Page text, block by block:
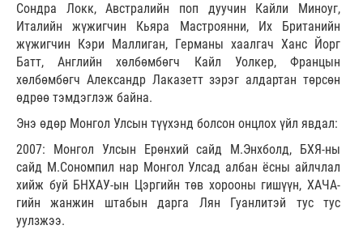
Сондра Локк, Австралийн поп дуучин Кайли Миноуг,
Италийн жүжигчин Кьяра Мастроянни, Их Британийн
жүжигчин Кэри Маллиган, Германы хаалгач Ханс Йорг
Батт, Английн хөлбөмбөгч Кайл Уолкер, Францын
хөлбөмбөгч Александр Лаказетт зэрэг алдартан төрсөн
өдрөө тэмдэглэж байна.
Энэ өдөр Монгол Улсын түүхэнд болсон онцлох үйл явдал:
2007: Монгол Улсын Ерөнхий сайд М.Энхболд, БХЯ-ны
сайд М.Сономпил нар Монгол Улсад албан ёсны айлчлал
хийж буй БНХАУ-ын Цэргийн төв хорооны гишүүн, ХАЧА-
гийн жанжин штабын дарга Лян Гуанлитэй тус тус
уулзжээ.